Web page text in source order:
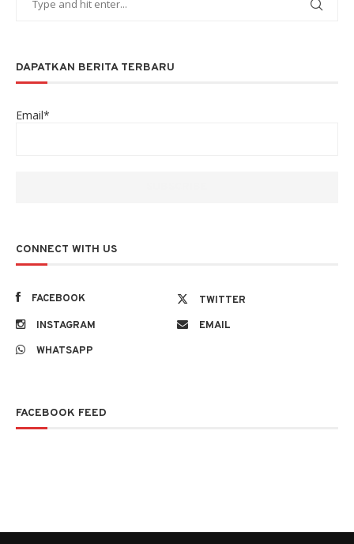
DAPATKAN BERITA TERBARU
Email*
CONNECT WITH US
FACEBOOK
TWITTER
INSTAGRAM
EMAIL
WHATSAPP
FACEBOOK FEED